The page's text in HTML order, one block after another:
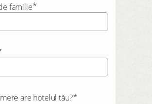
familie*
are hotelul tău?*